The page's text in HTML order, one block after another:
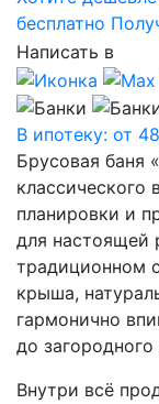
бесплатно
Написать в
В ипотеку: от
Брусовая баня
классического
планировки и
для настоящей
традиционном
крыша,
гармонично
до
Внутри всё